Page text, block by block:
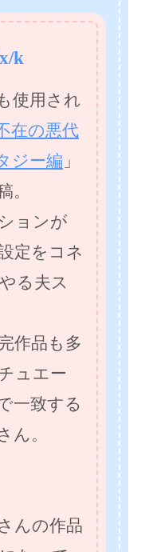
k
使用され
在の悪代
ジー編 」
。
ョンが
定をコネ
る夫ス
作品も多
ュエー
一致する
ん。
んの作品